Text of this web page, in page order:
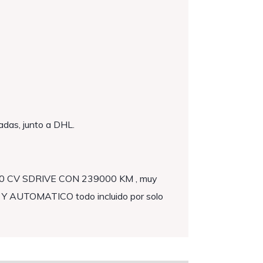
junto a DHL.
CV SDRIVE CON 239000 KM , muy
AUTOMATICO todo incluido por solo